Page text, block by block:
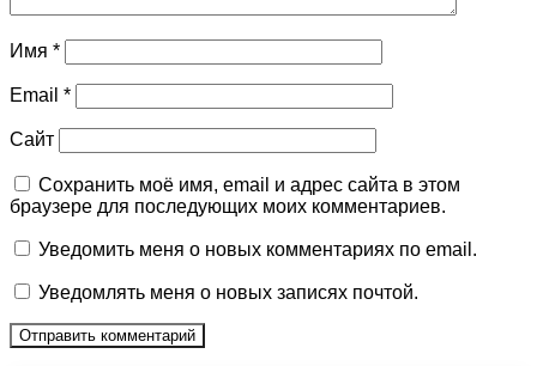
Имя *
Email *
Сайт
Сохранить моё имя, email и адрес сайта в этом
браузере для последующих моих комментариев.
Уведомить меня о новых комментариях по email.
Уведомлять меня о новых записях почтой.